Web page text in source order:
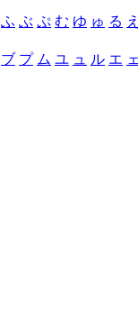
ふ ぶ ぷ む ゆ ゅ る え
ブ プ ム ユ ュ ル エ ェ